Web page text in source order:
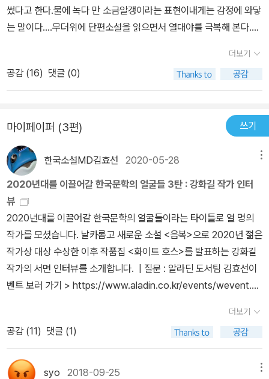
썼다고 한다.물에 녹다 만 소금알갱이라는 표현이내게는 감정에 와닿
는 말이다....무더위에 단편소설을 읽으면서 열대야를 극복해 본다.충
더보기
공감 (16) 댓글 (0)
마이페이퍼 (3편) 쓰기
한국소설MD김효선 2020-05-28
2020년대를 이끌어갈 한국문학의 얼굴들 3탄 : 강화길 작가 인터
뷰
2020년대를 이끌어갈 한국문학의 얼굴들이라는 타이틀로 열 명의
작가를 모셨습니다. 날카롭고 새로운 소설 <음복>으로 2020년 젊은
작가상 대상 수상한 이후 작품집 <화이트 호스>를 발표하는 강화길
작가의 서면 인터뷰를 소개합니다. | 질문 : 알라딘 도서팀 김효선이
벤트 보러 가기 > https://www.aladin.co.kr/events/wevent.as
이라 더욱 반갑습니다. 「음복」 공개 이후 독자의 반응, 주변의 반응을
많이 접하셨는지 궁금합니다.원래대로라면 젊은작가상 수상작품집이
나온 이후, 행사를 하면서 독자분들을 직접 만나뵈었을 거예요. 그런
데 사회적 거리두기 기간이 장기화되면서 아쉽게도 행사는 잠정적으
더보기
공감 (11) 댓글 (1)
syo 2018-09-25